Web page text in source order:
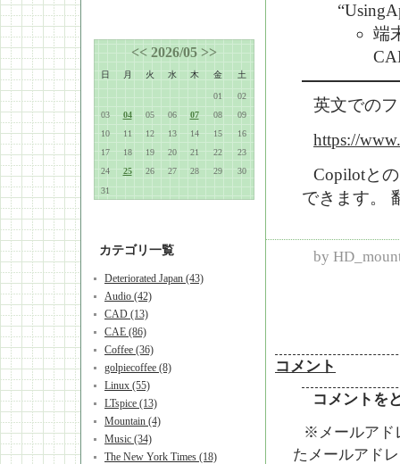
<< 2026/05 >>
日 月 火 水 木 金 土
01
02
03
04 05 06 07 08
09
10
11 12 13 14 15
16
17
18 19 20 21 22
23
24
25 26 27 28 29
30
31
カテゴリ一覧
Deteriorated Japan (43)
Audio (42)
CAD (13)
CAE (86)
Coffee (36)
golpiecoffee (8)
Linux (55)
LTspice (13)
Mountain (4)
Music (34)
The New York Times (18)
端
英文での
https://
Copilotと
できます。
by
コメント
コメントを
※メールアド
たメールアド